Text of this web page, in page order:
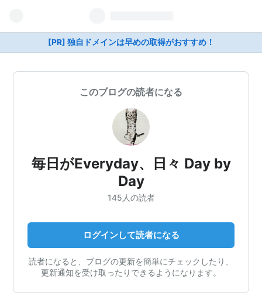
[PR] 独自ドメインは早めの取得がおすすめ！
このブログの読者になる
毎日がEveryday、日々 Day by
Day
145人の読者
ログインして読者になる
読者になると、ブログの更新を簡単にチェックしたり、
更新通知を受け取ったりできるようになります。